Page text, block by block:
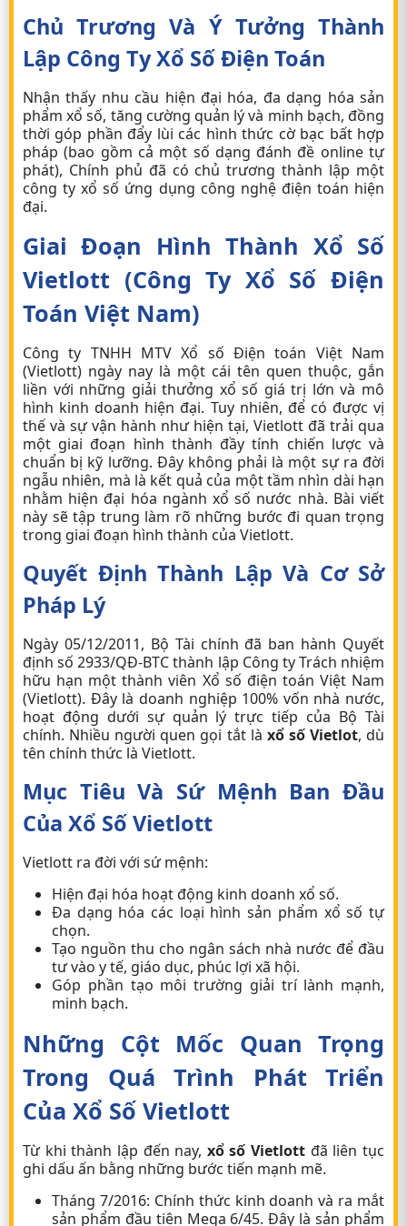
Chủ Trương Và Ý Tưởng Thành
Lập Công Ty Xổ Số Điện Toán
Nhận thấy nhu cầu hiện đại hóa, đa dạng hóa sản
phẩm xổ số, tăng cường quản lý và minh bạch, đồng
thời góp phần đẩy lùi các hình thức cờ bạc bất hợp
pháp (bao gồm cả một số dạngđánh đề onlinetự
phát), Chính phủ đã có chủ trương thành lập một
công ty xổ số ứng dụng công nghệ điện toán hiện
đại.
Giai Đoạn Hình Thành Xổ Số
Vietlott (Công Ty Xổ Số Điện
Toán Việt Nam)
Công ty TNHH MTV Xổ số Điện toán Việt Nam
(Vietlott) ngày nay là một cái tên quen thuộc, gắn
liền với những giải thưởng xổ số giá trị lớn và mô
hình kinh doanh hiện đại. Tuy nhiên, để có được vị
thế và sự vận hành như hiện tại, Vietlott đã trải qua
một giai đoạn hình thành đầy tính chiến lược và
chuẩn bị kỹ lưỡng. Đây không phải là một sự ra đời
ngẫu nhiên, mà là kết quả của một tầm nhìn dài hạn
nhằm hiện đại hóa ngành xổ số nước nhà. Bài viết
này sẽ tập trung làm rõ những bước đi quan trọng
trong giai đoạn hình thành của Vietlott.
Quyết Định Thành Lập Và Cơ Sở
Pháp Lý
Ngày 05/12/2011, Bộ Tài chính đã ban hành Quyết
định số 2933/QĐ-BTC thành lập Công ty Trách nhiệm
hữu hạn một thành viên Xổ số điện toán Việt Nam
(Vietlott). Đây là doanh nghiệp 100% vốn nhà nước,
hoạt động dưới sự quản lý trực tiếp của Bộ Tài
chính. Nhiều người quen gọi tắt là xổ số Vietlot, dù
tên chính thức là Vietlott.
Mục Tiêu Và Sứ Mệnh Ban Đầu
Của Xổ Số Vietlott
Vietlott ra đời với sứ mệnh:
Hiện đại hóa hoạt động kinh doanh xổ số.
Đa dạng hóa các loại hình sản phẩm xổ số tự
chọn.
Tạo nguồn thu cho ngân sách nhà nước để đầu
tư vào y tế, giáo dục, phúc lợi xã hội.
Góp phần tạo môi trường giải trí lành mạnh,
minh bạch.
Những Cột Mốc Quan Trọng
Trong Quá Trình Phát Triển
Của Xổ Số Vietlott
Từ khi thành lập đến nay, xổ số Vietlott đã liên tục
ghi dấu ấn bằng những bước tiến mạnh mẽ.
Tháng 7/2016: Chính thức kinh doanh và ra mắt
sản phẩm đầu tiên Mega 6/45. Đây là sản phẩm